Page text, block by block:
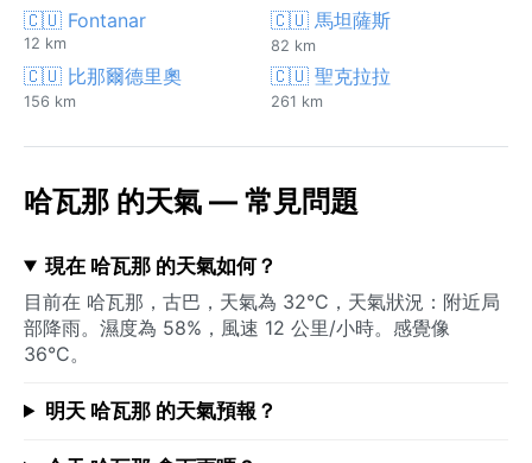
🇨🇺 Fontanar
12 km
🇨🇺 馬坦薩斯
82 km
🇨🇺 比那爾德里奧
156 km
🇨🇺 聖克拉拉
261 km
哈瓦那 的天氣 — 常見問題
現在 哈瓦那 的天氣如何？
目前在 哈瓦那，古巴，天氣為 32°C，天氣狀況：附近局
部降雨。濕度為 58%，風速 12 公里/小時。感覺像
36°C。
明天 哈瓦那 的天氣預報？